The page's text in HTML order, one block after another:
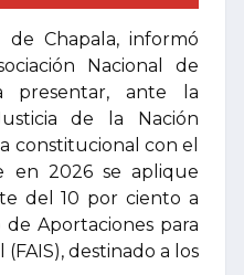
de Chapala, informó
Nacional de
presentar, ante la
de la Nación
constitucional con el
en 2026 se aplique
del 10 por ciento a
Aportaciones para
destinado a los